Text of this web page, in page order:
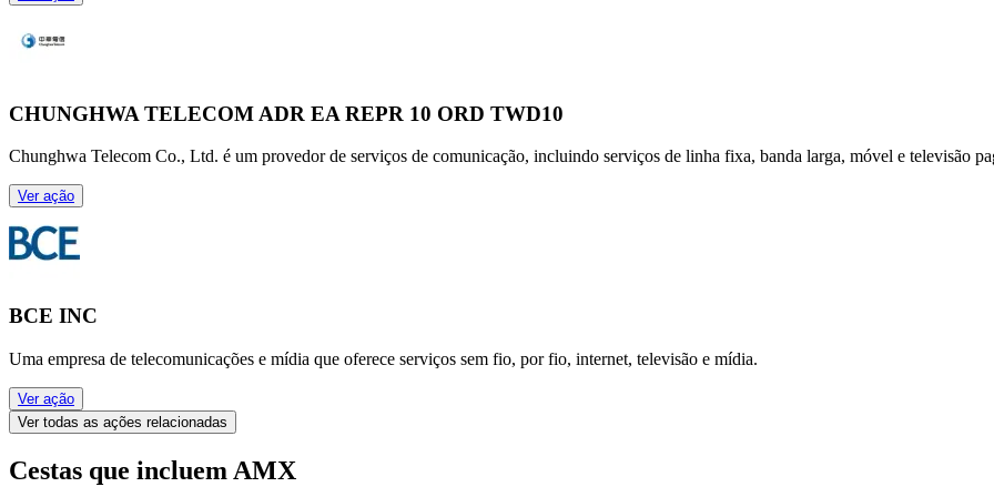
CHUNGHWA TELECOM ADR EA REPR 10 ORD TWD10
Chunghwa Telecom Co., Ltd. é um provedor de serviços de comunicação, incluindo serviços de linha fixa, banda larga, móvel e televisão
Ver ação
BCE INC
Uma empresa de telecomunicações e mídia que oferece serviços sem fio, por fio, internet, televisão e mídia.
Ver ação
Ver todas as ações relacionadas
Cestas que incluem AMX